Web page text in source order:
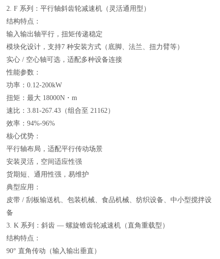
2. F 系列：平行轴斜齿轮减速机（灵活通用型）
结构特点：
输入输出轴平行，扭矩传递稳定
模块化设计，支持7 种安装方式（底脚、法兰、扭力臂等）
实心 / 空心轴可选，适配多种设备连接
性能参数：
功率：0.12-200kW
扭矩：最大 18000N・m
速比：3.81-267.43（组合至 21162）
效率：94%-96%
核心优势：
平行轴布局，适配平行传动场景
安装灵活，空间适应性强
货期短、通用性强，易维护
典型应用：
皮带 / 刮板输送机、包装机械、食品机械、纺织设备、中小型搅拌设
备
3. K 系列：斜齿 — 螺旋锥齿轮减速机（直角重载型）
结构特点：
90° 直角传动（输入输出垂直）